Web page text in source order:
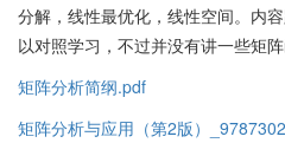
分解，线性最优化，线性空间。内
以对照学习，不过并没有讲一些矩阵
矩阵分析简纲.pdf
矩阵分析与应用（第2版）